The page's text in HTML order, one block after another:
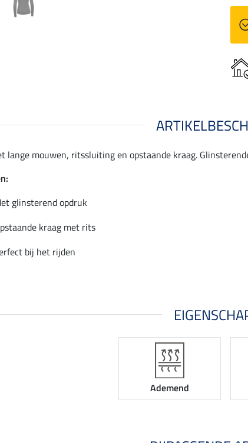
mouwen, ritssluiting en opstaande kraag.
glinsterend opdruk
kraag met rits
bij het rijden
Ademend